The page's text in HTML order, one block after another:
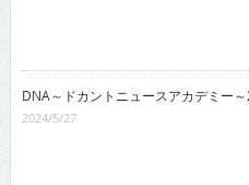
DNA～ドカントニュースアカデミー
2024/5/27